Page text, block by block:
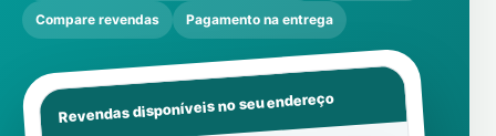
Compare revendas Pagamento na entrega
Revendas disponíveis no seu endereço